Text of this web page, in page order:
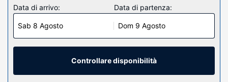
di TV a schermo piatto. La TV con canali via satellite è
l'ideale per concedersi un po' di svago. I bagni sono dotati
di doccia. I comfort includono scrivanie e salotti separati.
Avrai a disposizone utili servizi come il Wi-Fi gratuito e
Data di arrivo:
Sab 8 Agosto
Data di partenza:
Dom 9 Agosto
Controllare disponibilità